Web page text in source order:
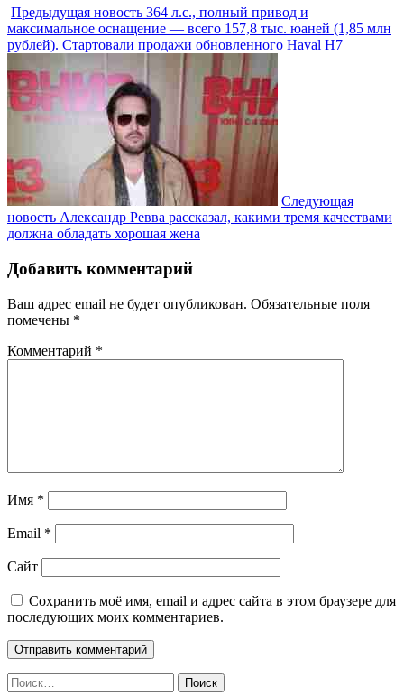
Предыдущая новость 364 л.с., полный привод и
максимальное оснащение — всего 157,8 тыс. юаней (1,85 млн
рублей). Стартовали продажи обновленного Haval H7
Следующая
новость Александр Ревва рассказал, какими тремя качествами
должна обладать хорошая жена
Добавить комментарий
Ваш адрес email не будет опубликован. Обязательные поля
помечены *
Комментарий *
Имя *
Email *
Сайт
Сохранить моё имя, email и адрес сайта в этом браузере для
последующих моих комментариев.
Найти: